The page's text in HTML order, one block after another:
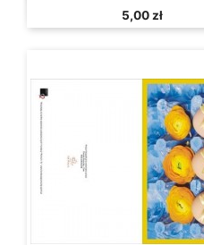
5,00 zł